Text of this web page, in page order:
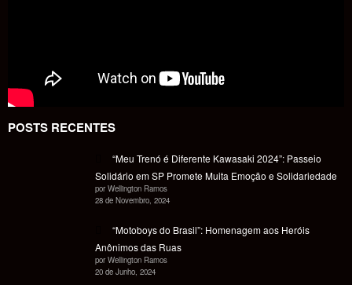
POSTS RECENTES
“Meu Trenó é Diferente Kawasaki 2024”: Passeio
Solidário em SP Promete Muita Emoção e Solidariedade
por Wellington Ramos
28 de Novembro, 2024
“Motoboys do Brasil”: Homenagem aos Heróis
Anônimos das Ruas
por Wellington Ramos
20 de Junho, 2024